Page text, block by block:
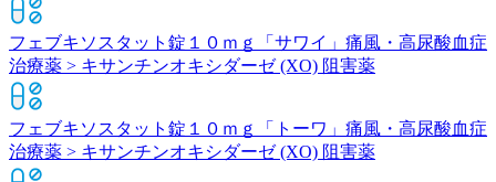
フェブキソスタット錠１０ｍｇ「サワイ」 痛風・高尿酸血症
治療薬 > キサンチンオキシダーゼ (XO) 阻害薬
フェブキソスタット錠１０ｍｇ「トーワ」 痛風・高尿酸血症
治療薬 > キサンチンオキシダーゼ (XO) 阻害薬